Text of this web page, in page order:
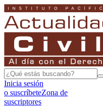
Inicia sesión
o suscríbeteZona de
suscriptores